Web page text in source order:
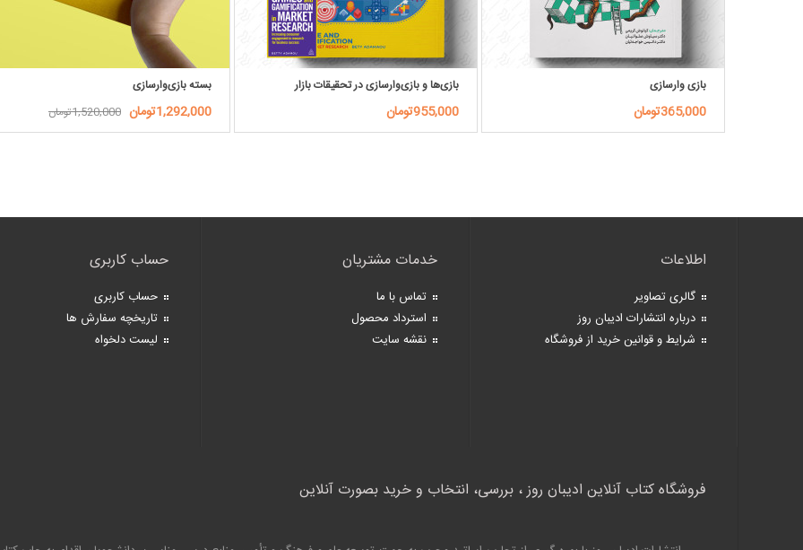
بازی وارسازی
365,000تومان
بازی‌ها و بازی‌وارسازی در تحقیقات بازار
955,000تومان
بسته بازی‌وارسازی
1,292,000تومان 1,520,000تومان
اطلاعات
گالری تصاویر
درباره انتشارات ادیبان روز
شرایط و قوانین خرید از فروشگاه
خدمات مشتریان
تماس با ما
استرداد محصول
نقشه سایت
حساب کاربری
حساب کاربری
تاریخچه سفارش ها
لیست دلخواه
فروشگاه کتاب آنلاین ادیبان روز ، بررسی، انتخاب و خرید بصورت آنلاین